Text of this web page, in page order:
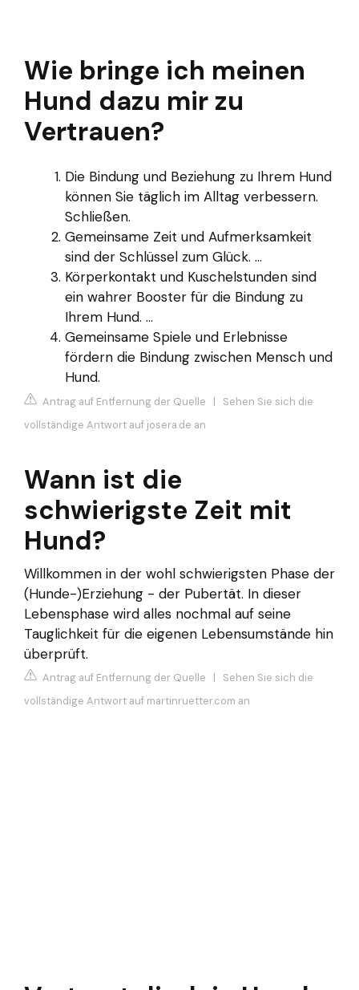
Wie bringe ich meinen
Hund dazu mir zu
Vertrauen?
Die Bindung und Beziehung zu Ihrem Hund
können Sie täglich im Alltag verbessern.
Schließen.
Gemeinsame Zeit und Aufmerksamkeit
sind der Schlüssel zum Glück. ...
Körperkontakt und Kuschelstunden sind
ein wahrer Booster für die Bindung zu
Ihrem Hund. ...
Gemeinsame Spiele und Erlebnisse
fördern die Bindung zwischen Mensch und
Hund.
Antrag auf Entfernung der Quelle | Sehen Sie sich die
vollständige Antwort auf josera.de an
Wann ist die
schwierigste Zeit mit
Hund?
Willkommen in der wohl schwierigsten Phase der
(Hunde-)Erziehung - der Pubertät. In dieser
Lebensphase wird alles nochmal auf seine
Tauglichkeit für die eigenen Lebensumstände hin
überprüft.
Antrag auf Entfernung der Quelle | Sehen Sie sich die
vollständige Antwort auf martinruetter.com an